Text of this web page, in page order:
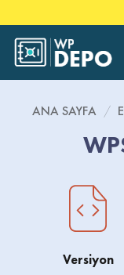
to
content
ANA SAYFA /
Versiyon